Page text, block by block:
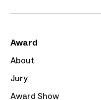
Award
About
Jury
Award Show